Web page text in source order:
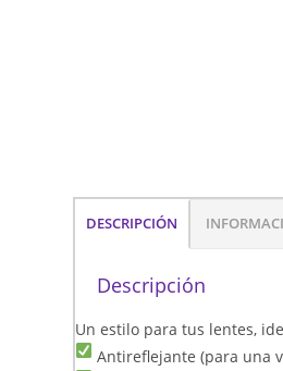
DESCRIPCIÓN
Descripción
Un estilo para tus lentes,
Antireflejante (para una